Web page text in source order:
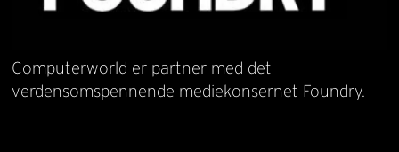
Computerworld er partner med det
verdensomspennende mediekonsernet Foundry.